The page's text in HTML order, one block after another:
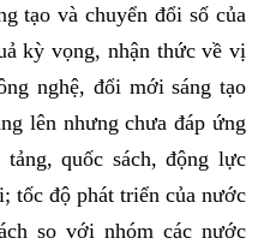
tạo và chuyển đổi số của
kỳ vọng, nhận thức về vị
nghệ, đổi mới sáng tạo
lên nhưng chưa đáp ứng
quốc sách, động lực
tốc độ phát triển của nước
so với nhóm các nước